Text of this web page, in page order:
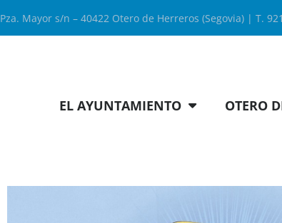
Pza. Mayor s/n – 40422 Otero de Herreros (Segovia) | T.
EL AYUNTAMIENTO OTERO